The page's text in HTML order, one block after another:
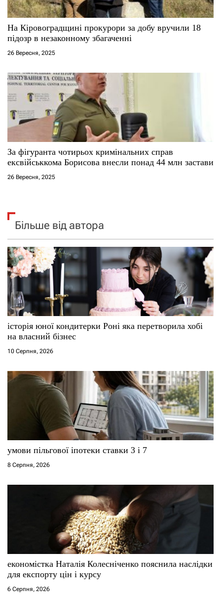
На Кіровоградщині прокурори за добу вручили 18
підозр в незаконному збагаченні
26 Вересня, 2025
За фігуранта чотирьох кримінальних справ
ексвійськкома Борисова внесли понад 44 млн застави
26 Вересня, 2025
Більше від автора
історія юної кондитерки Роні яка перетворила хобі
на власний бізнес
10 Серпня, 2026
умови пільгової іпотеки ставки 3 і 7
8 Серпня, 2026
економістка Наталія Колесніченко пояснила наслідки
для експорту цін і курсу
6 Серпня, 2026